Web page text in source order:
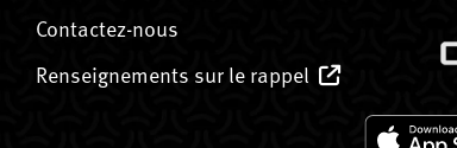
Contactez-nous
Renseignements sur le rappel